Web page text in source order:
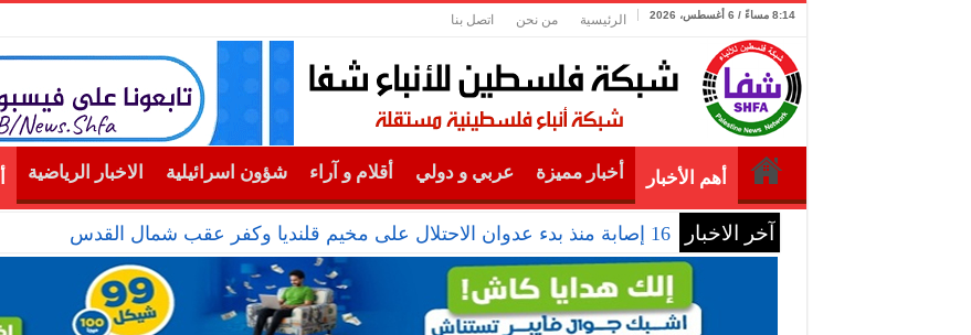
8:14 مساءً / 6 أغسطس، 2026 الرئيسية من نحن اتصل بنا
أهم الأخبار أخبار مميزة عربي و دولي أقلام و آراء شؤون اسرائيلية الاخبار الرياضية
آخر الاخبار 16 إصابة منذ بدء عدوان الاحتلال على مخيم قلنديا وكفر عقب شمال القدس